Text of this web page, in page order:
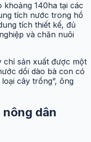
140ha tại các
tích nước trong hồ
tích thiết kế, đủ
và chăn nuôi
chỉ sản xuất được một
dồi dào bà con có
cây trồng”, ông
nông dân